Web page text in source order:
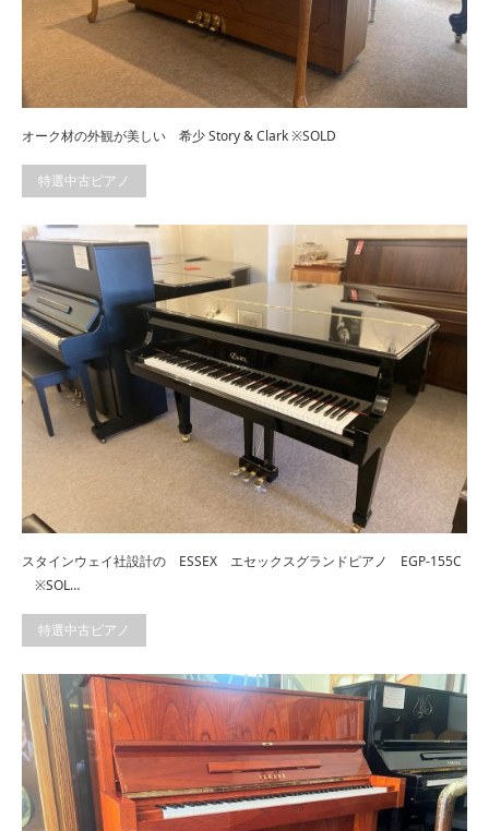
オーク材の外観が美しい 希少 Story & Clark ※SOLD
特選中古ピアノ
スタインウェイ社設計の ESSEX エセックスグランドピアノ EGP-155C
※SOL…
特選中古ピアノ